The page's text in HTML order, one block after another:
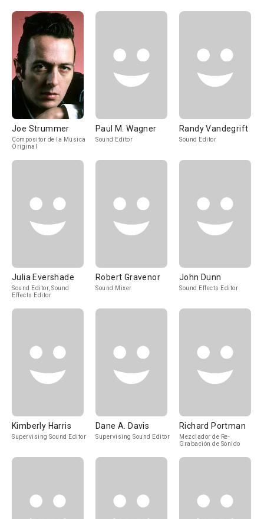
Joe Strummer
Compositor de la Música
Original
Paul M. Wagner
Sound Editor
Randy Vandegrift
Sound Editor
Julia Evershade
Sound Editor, Sound
Effects Editor
Robert Gravenor
Sound Mixer
John Dunn
Sound Effects Editor
Kimberly Harris
Supervising Sound Editor
Dane A. Davis
Supervising Sound Editor
Richard Portman
Mezclador de Re-
Grabación de Sonido